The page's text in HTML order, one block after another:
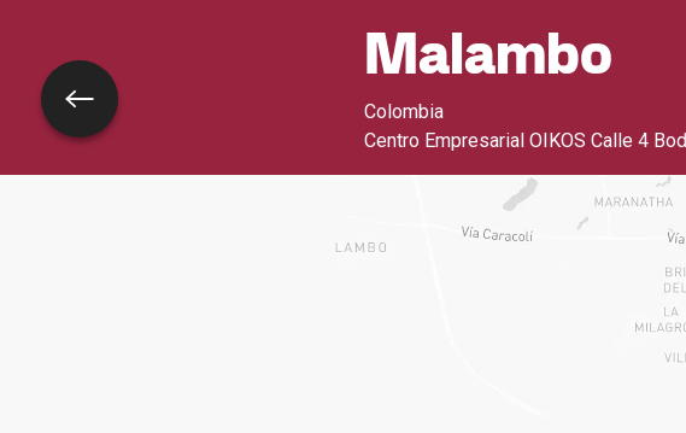
Malambo
Colombia
Centro Empresarial OIKOS Calle 4
Назад